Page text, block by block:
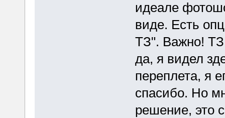
идеале
виде. Есть
ТЗ". Важно! ТЗ
да, я видел
переплета, я
спасибо. Но
решение, это